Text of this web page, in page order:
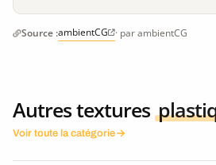
Source :ambientCG · par ambientCG
Autres textures
Voir toute la catégorie